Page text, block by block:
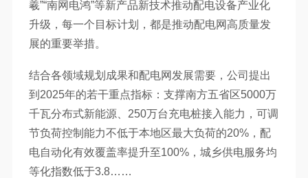
羲”“南网电鸿”等新产品新技术推动配电设备产业化
升级，每一个目标计划，都是推动配电网高质量发
展的重要举措。
结合各领域规划成果和配电网发展需要，公司提出
到2025年的若干重点指标：支撑南方五省区5000万
千瓦分布式新能源、250万台充电桩接入能力，可调
节负荷控制能力不低于本地区最大负荷的20%，配
电自动化有效覆盖率提升至100%，城乡供电服务均
等化指数低于3.8……